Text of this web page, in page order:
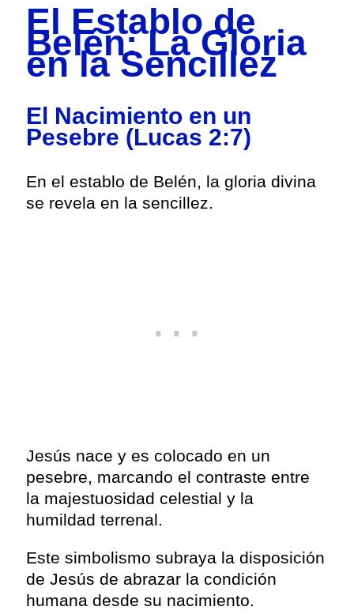
El Establo de
Belén: La Gloria
en la Sencillez
El Nacimiento en un
Pesebre (Lucas 2:7)
En el establo de Belén, la gloria divina
se revela en la sencillez.
Jesús nace y es colocado en un
pesebre, marcando el contraste entre
la majestuosidad celestial y la
humildad terrenal.
Este simbolismo subraya la disposición
de Jesús de abrazar la condición
humana desde su nacimiento.